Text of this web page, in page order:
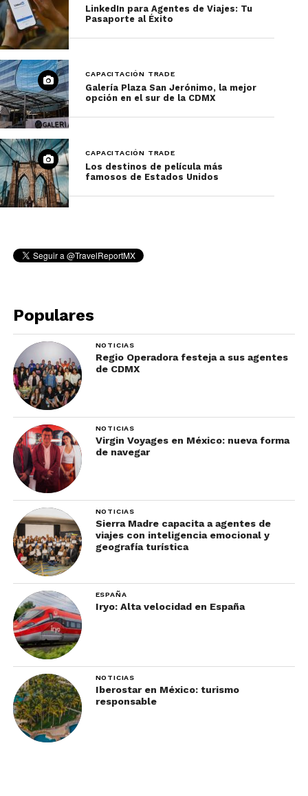
LinkedIn para Agentes de Viajes: Tu
Pasaporte al Éxito
CAPACITACIÓN TRADE
Galería Plaza San Jerónimo, la mejor
opción en el sur de la CDMX
CAPACITACIÓN TRADE
Los destinos de película más
famosos de Estados Unidos
Populares
NOTICIAS
Regio Operadora festeja a sus agentes
de CDMX
NOTICIAS
Virgin Voyages en México: nueva forma
de navegar
NOTICIAS
Sierra Madre capacita a agentes de
viajes con inteligencia emocional y
geografía turística
ESPAÑA
Iryo: Alta velocidad en España
NOTICIAS
Iberostar en México: turismo
responsable